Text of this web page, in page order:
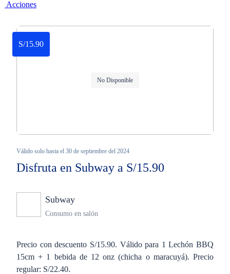
Acciones
S/15.90
No Disponible
Válido solo hasta el 30 de septiembre del 2024
Disfruta en Subway a S/15.90
Subway
Consumo en salón
Precio con descuento S/15.90. Válido para 1 Lechón BBQ
15cm + 1 bebida de 12 onz (chicha o maracuyá). Precio
regular: S/22.40.